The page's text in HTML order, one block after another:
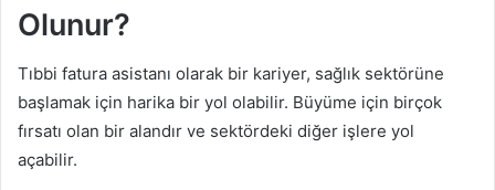
Olunur?
Tıbbi fatura asistanı olarak bir kariyer, sağlık sektörüne
başlamak için harika bir yol olabilir. Büyüme için birçok
fırsatı olan bir alandır ve sektördeki diğer işlere yol
açabilir.